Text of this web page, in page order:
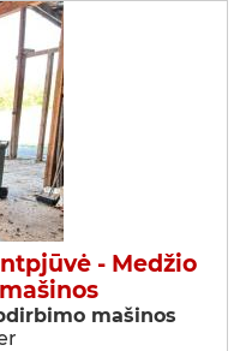
- Medžio
mašinos